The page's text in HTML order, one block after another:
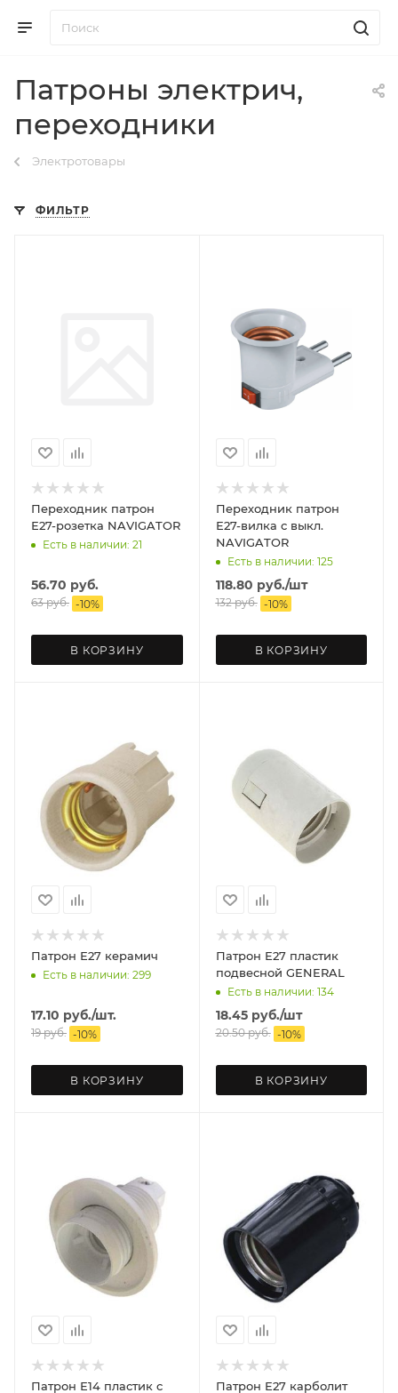
Патроны электрич,
переходники
Электротовары
ФИЛЬТР
Переходник патрон
Е27-розетка NAVIGATOR
Есть в наличии: 21
56.70 руб.
63руб. -10%
В КОРЗИНУ
Переходник патрон
Е27-вилка с выкл.
NAVIGATOR
Есть в наличии: 125
118.80 руб./шт
132руб. -10%
В КОРЗИНУ
Патрон Е27 керамич
Есть в наличии: 299
17.10 руб./шт.
19руб. -10%
В КОРЗИНУ
Патрон Е27 пластик
подвесной GENERAL
Есть в наличии: 134
18.45руб./шт
20.50руб. -10%
В КОРЗИНУ
Патрон Е14 пластик с
Патрон Е27 карболит